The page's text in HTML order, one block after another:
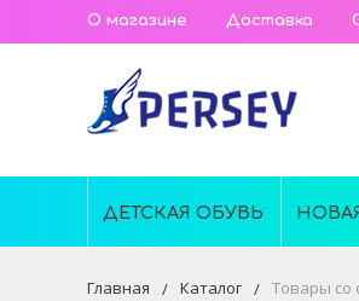
О магазине Доставка
ДЕТСКАЯ ОБУВЬ
Главная Каталог Товары со